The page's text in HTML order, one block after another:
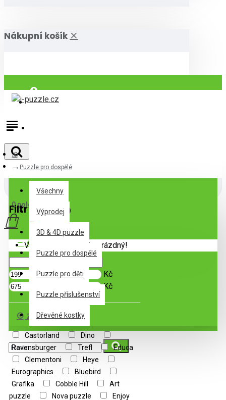
Nákupní košík
Přihlásit
Všechny
Všechny
Výprodej
3D & 4D puzzle
Puzzle pro dospělé
Puzzle pro děti
Puzzle příslušenství
Dřevěné kostky
0 položek - 0Kč
Váš nákupní košík je prázdný!
Puzzle pro dospělé
Filtr Zrušit filtr
Cena
Kč
Kč
Značka
Castorland
Dino
Ravensburger
Trefl
Educa
Clementoni
Heye
Eurographics
Bluebird
Grafika
Cobble Hill
Art
puzzle
Nova puzzle Enjoy